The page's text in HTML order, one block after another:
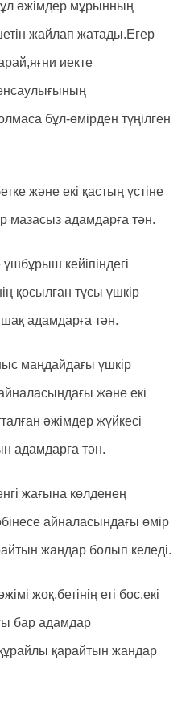
әжімдер мұрынның
жайлап жатады.Егер
иекте
бұл-өмірден түңілген
және екі қастың үстіне
мазасыз адамдарға тән.
үшбұрыш кейіпіндегі
қосылған тұсы үшкір
адамдарға тән.
маңдайдағы үшкір
және екі
әжімдер жүйкесі
адамдарға тән.
жағына көлденең
айналасындағы өмір
жандар болып келеді.
жоқ,бетінің еті бос,екі
бар адамдар
қарайтын жандар